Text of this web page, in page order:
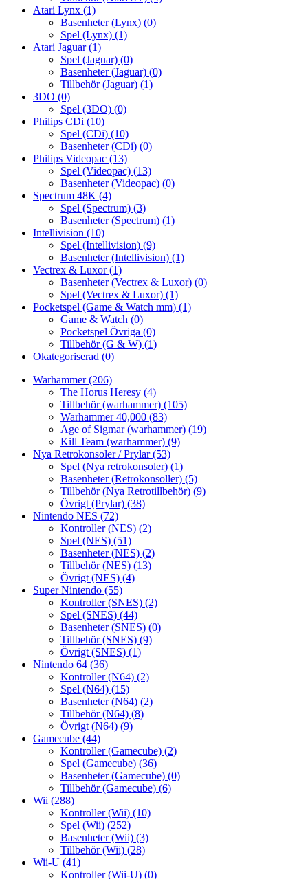
Atari Lynx (1)
Basenheter (Lynx) (0)
Spel (Lynx) (1)
Atari Jaguar(1)
Spel (Jaguar) (0)
Basenheter (Jaguar) (0)
Tillbehör (Jaguar) (1)
3DO (0)
Spel (3DO) (0)
Philips CDi (10)
Spel (CDi) (10)
Basenheter (CDi) (0)
Philips Videopac (13)
Spel (Videopac) (13)
Basenheter (Videopac) (0)
Spectrum 48K (4)
Spel (Spectrum) (3)
Basenheter (Spectrum) (1)
Intellivision (10)
Spel (Intellivision) (9)
Basenheter (Intellivision) (1)
Vectrex & Luxor(1)
Basenheter (Vectrex & Luxor) (0)
Spel (Vectrex & Luxor) (1)
Pocketspel (Game & Watch mm) (1)
Game & Watch (0)
Pocketspel Övriga (0)
Tillbehör (G & W) (1)
Okategoriserad (0)
Warhammer(206)
The Horus Heresy (4)
Tillbehör (warhammer) (105)
Warhammer 40,000 (83)
Age of Sigmar (warhammer) (19)
Kill Team (warhammer) (9)
Nya Retrokonsoler / Prylar(53)
Spel (Nya retrokonsoler) (1)
Basenheter (Retrokonsoller) (5)
Tillbehör (Nya Retrotillbehör) (9)
Övrigt (Prylar) (38)
Nintendo NES (72)
Kontroller (NES) (2)
Spel (NES) (51)
Basenheter (NES) (2)
Tillbehör (NES) (13)
Övrigt (NES) (4)
Super Nintendo (55)
Kontroller (SNES) (2)
Spel (SNES) (44)
Basenheter (SNES) (0)
Tillbehör (SNES) (9)
Övrigt (SNES) (1)
Nintendo 64 (36)
Kontroller (N64) (2)
Spel (N64) (15)
Basenheter (N64) (2)
Tillbehör (N64) (8)
Övrigt (N64) (9)
Gamecube (44)
Kontroller (Gamecube) (2)
Spel (Gamecube) (36)
Basenheter (Gamecube) (0)
Tillbehör (Gamecube) (6)
Wii (288)
Kontroller (Wii) (10)
Spel (Wii) (252)
Basenheter (Wii) (3)
Tillbehör (Wii) (28)
Wii-U (41)
Kontroller (Wii-U) (0)